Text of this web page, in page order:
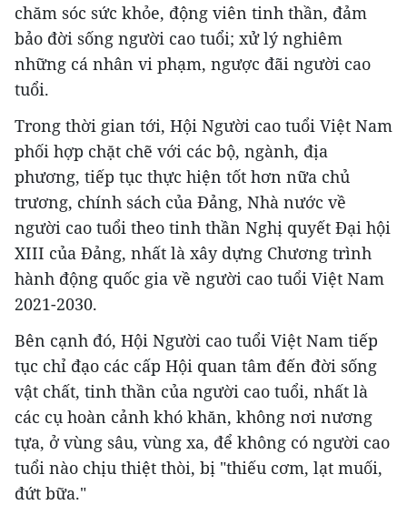
chăm sóc sức khỏe, động viên tinh thần, đảm
bảo đời sống người cao tuổi; xử lý nghiêm
những cá nhân vi phạm, ngược đãi người cao
tuổi.
Trong thời gian tới, Hội Người cao tuổi Việt Nam
phối hợp chặt chẽ với các bộ, ngành, địa
phương, tiếp tục thực hiện tốt hơn nữa chủ
trương, chính sách của Đảng, Nhà nước về
người cao tuổi theo tinh thần Nghị quyết Đại hội
XIII của Đảng, nhất là xây dựng Chương trình
hành động quốc gia về người cao tuổi Việt Nam
2021-2030.
Bên cạnh đó, Hội Người cao tuổi Việt Nam tiếp
tục chỉ đạo các cấp Hội quan tâm đến đời sống
vật chất, tinh thần của người cao tuổi, nhất là
các cụ hoàn cảnh khó khăn, không nơi nương
tựa, ở vùng sâu, vùng xa, để không có người cao
tuổi nào chịu thiệt thòi, bị "thiếu cơm, lạt muối,
đứt bữa."